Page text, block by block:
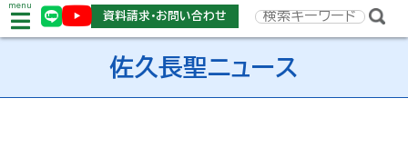
menu
資料請求・お問い合わせ
佐久長聖ニュース